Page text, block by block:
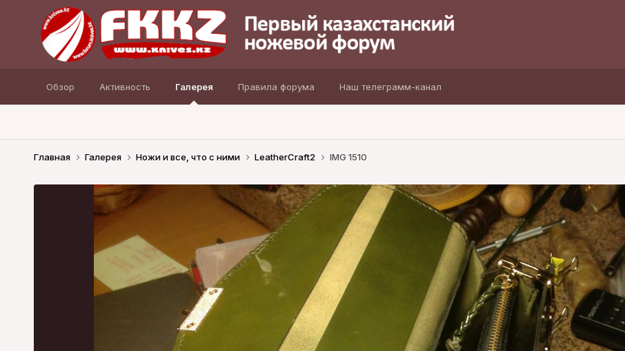
Обзор Активность Галерея Правила форума Наш телеграмм-канал
Главная Галерея Ножи и все, что с ними LeatherCraft2 IMG 1510